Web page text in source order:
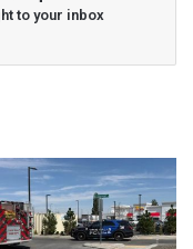
to your inbox